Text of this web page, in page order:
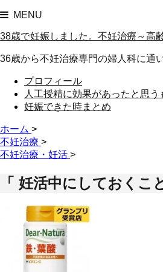
MENU
38歳で妊娠しました。不妊治療～高
36歳から不妊治療専門の婦人科に通
プロフィール
人工授精に効果があったと思う
妊娠できた時まとめ
ホーム >
不妊治療 >
不妊治療・妊活 >
「 妊活中にしておくこ